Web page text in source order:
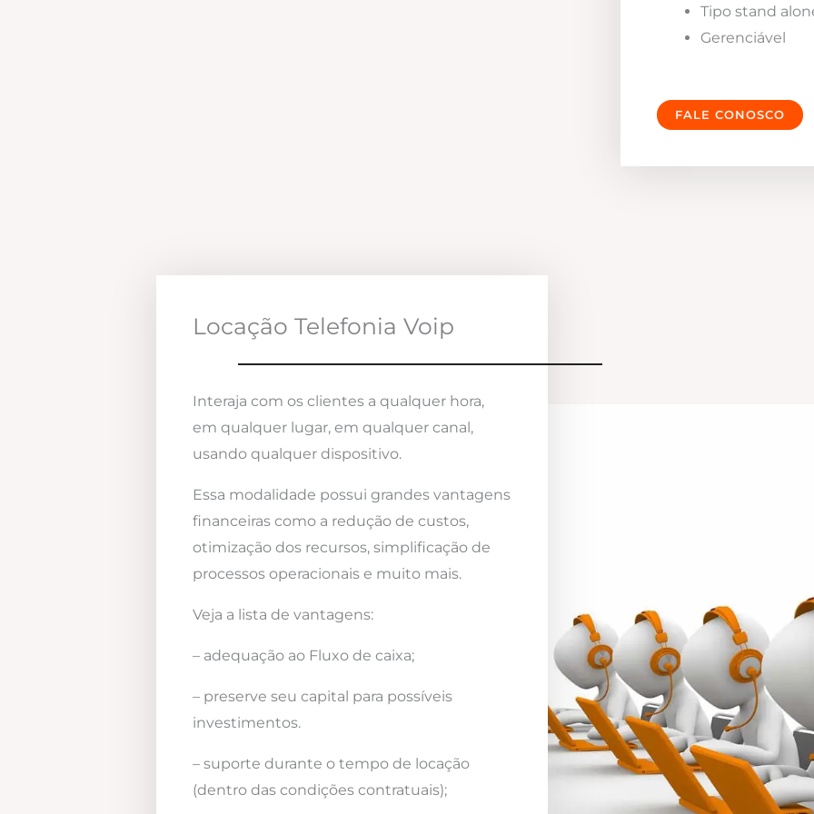
Tipo stand
Gerenciável
FALE CONOSCO
Locação Telefonia Voip
Interaja com os clientes a qualquer hora,
em qualquer lugar, em qualquer canal,
usando qualquer dispositivo.
Essa modalidade possui grandes vantagens
financeiras como a redução de custos,
otimização dos recursos, simplificação de
processos operacionais e muito mais.
Veja a lista de vantagens:
– adequação ao Fluxo de caixa;
– preserve seu capital para possíveis
investimentos.
– suporte durante o tempo de locação
(dentro das condições contratuais);